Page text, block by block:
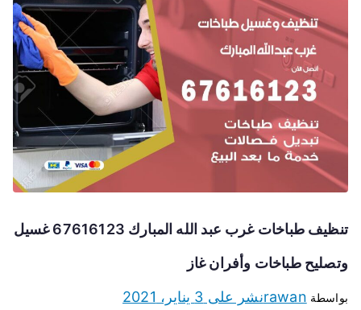
تنظيف طباخات غرب عبد الله المبارك 67616123 غسيل
وتصليح طباخات وأفران غاز
بواسطة rawanنشر على 3 يناير، 2021